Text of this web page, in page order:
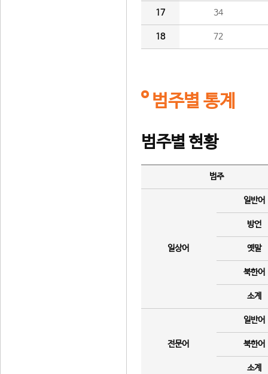
17 34
18 72
범주별 통계
범주별 현황
범주
일상어
일반어
방언
옛말
북한어
소계
전문어
일반어
북한어
소계